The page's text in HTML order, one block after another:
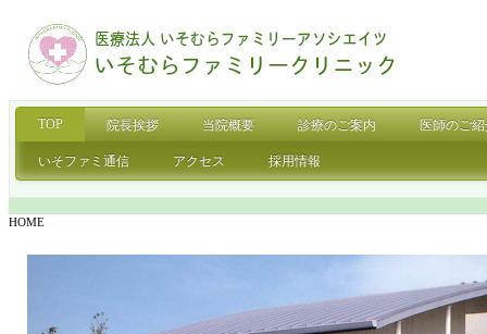
TOP 院長挨拶 当院概要 診療のご案内 医師のご
いそファミ通信 アクセス 採用情報
HOME